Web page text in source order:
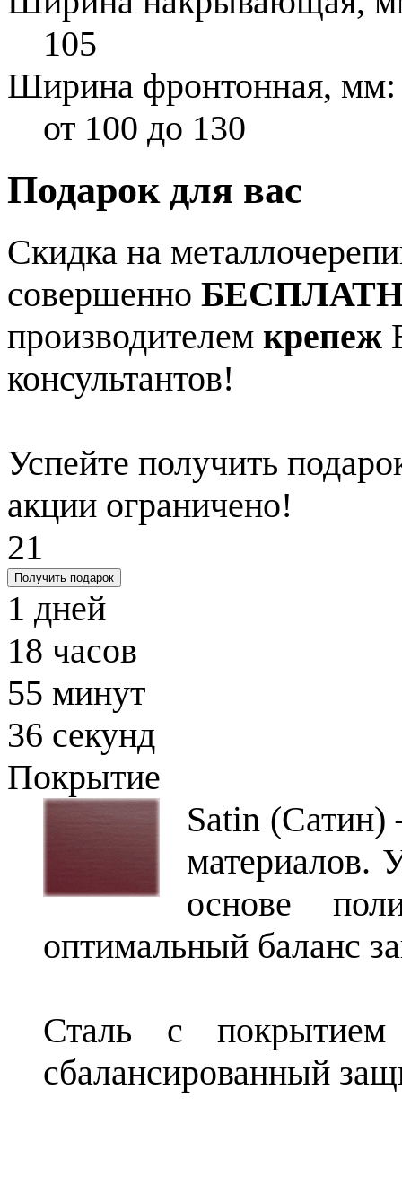
105
Ширина фронтонная, мм:
от 100 до 130
Подарок для вас
Скидка на
совершенно
производителем крепеж
консультантов!
Успейте получить
акции ограничено!
21
Получить подарок
1 дней
18 часов
55 минут
35 секунд
Покрытие
Satin (Сатин)
материалов.
основе
оптимальный баланс
Сталь с
сбалансированный